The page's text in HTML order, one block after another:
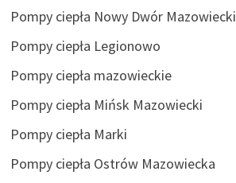
Pompy ciepła Nowy Dwór Mazowiecki
Pompy ciepła Legionowo
Pompy ciepła mazowieckie
Pompy ciepła Mińsk Mazowiecki
Pompy ciepła Marki
Pompy ciepła Ostrów Mazowiecka